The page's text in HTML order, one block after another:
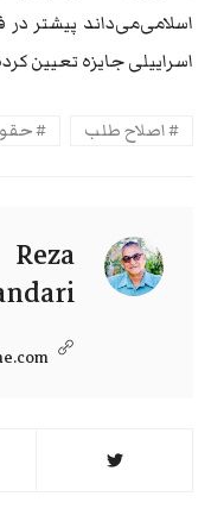
اسلامی‌می‌داند پیشتر
اسراییلی جایزه تعیین
اصلاح طلب